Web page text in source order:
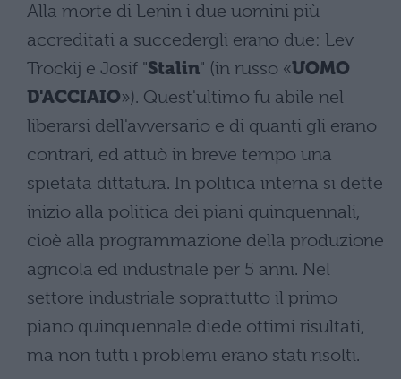
Alla morte di Lenin i due uomini più
accreditati a succedergli erano due: Lev
Trockij e Josif "Stalin" (in russo «UOMO
D'ACCIAIO»). Quest'ultimo fu abile nel
liberarsi dell'avversario e di quanti gli erano
contrari, ed attuò in breve tempo una
spietata dittatura. In politica interna si dette
inizio alla politica dei piani quinquennali,
cioè alla programmazione della produzione
agricola ed industriale per 5 anni. Nel
settore industriale soprattutto il primo
piano quinquennale diede ottimi risultati,
ma non tutti i problemi erano stati risolti.